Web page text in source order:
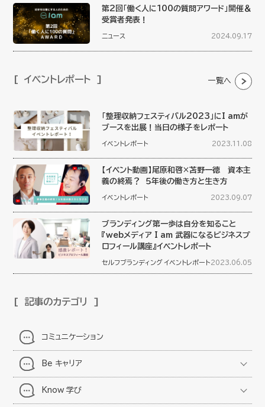
第2回「働く人に100の質問アワード」開催＆
受賞者発表！
ニュース 2024.09.17
イベントレポート 一覧へ
「整理収納フェスティバル2023」にI amが
ブースを出展！当日の様子をレポート
イベントレポート 2023.11.08
【イベント動画】尾原和啓×苫野一徳 資本主
義の終焉？ ５年後の働き方と生き方
イベントレポート 2023.09.07
ブランディング第一歩は自分を知ること
『webメディア I am 武器になるビジネスプ
ロフィール講座』イベントレポート
セルフブランディング イベントレポート 2023.06.05
記事のカテゴリ
コミュニケーション
Be キャリア
Know 学び